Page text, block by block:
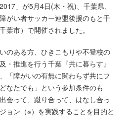
」が5月4日(木・祝)、千葉県、
がい者サッカー連盟後援のもと千
葉市）で開催されました。
のある方、ひきこもりや不登校の
・推進を行う千葉『共に暮らす』
「障がいの有無に関わらず共にフ
なたでも」という参加条件のも
会って、蹴り合って、はなし合っ
ョン（※）を実践することを目的と